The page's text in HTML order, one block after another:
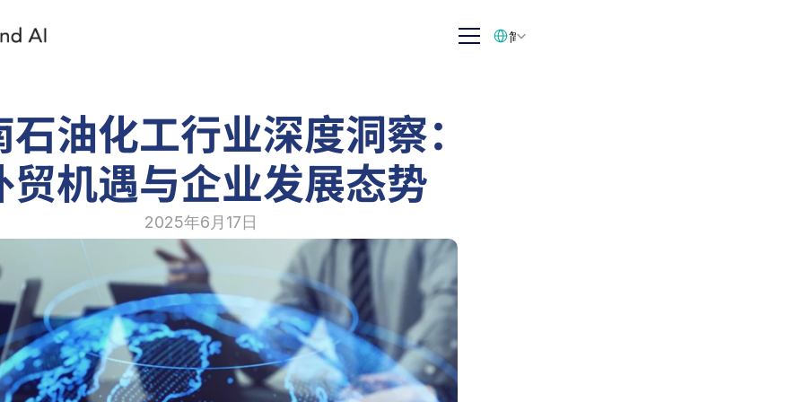
油化工行业深度洞察：
贸机遇与企业发展态势
2025年6月17日
简体中文